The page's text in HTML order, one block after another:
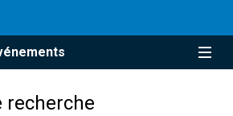
recherche